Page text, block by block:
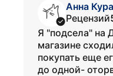
Анна
Рецензий
Я "подсела" на
магазине
покупать еще
до одной-